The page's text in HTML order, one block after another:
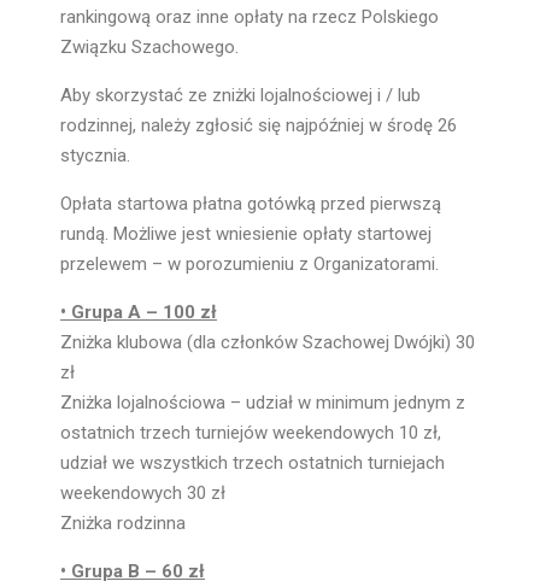
rankingową oraz inne opłaty na rzecz Polskiego
Związku Szachowego.
Aby skorzystać ze zniżki lojalnościowej i / lub
rodzinnej, należy zgłosić się najpóźniej w środę 26
stycznia.
Opłata startowa płatna gotówką przed pierwszą
rundą. Możliwe jest wniesienie opłaty startowej
przelewem – w porozumieniu z Organizatorami.
• Grupa A – 100 zł
Zniżka klubowa (dla członków Szachowej Dwójki) 30
zł
Zniżka lojalnościowa – udział w minimum jednym z
ostatnich trzech turniejów weekendowych 10 zł,
udział we wszystkich trzech ostatnich turniejach
weekendowych 30 zł
Zniżka rodzinna
• Grupa B – 60 zł